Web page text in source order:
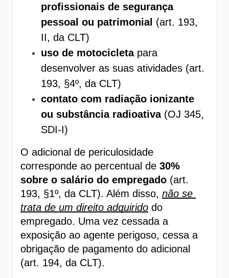
profissionais de segurança
pessoal ou patrimonial (art. 193,
II, da CLT)
uso de motocicleta para
desenvolver as suas atividades (art.
193, §4º, da CLT)
contato com radiação ionizante
ou substância radioativa (OJ 345,
SDI-I)
O adicional de periculosidade
corresponde ao percentual de 30%
sobre o salário do empregado (art.
193, §1º, da CLT). Além disso, não se
trata de um direito adquirido do
empregado. Uma vez cessada a
exposição ao agente perigoso, cessa a
obrigação de pagamento do adicional
(art. 194, da CLT).